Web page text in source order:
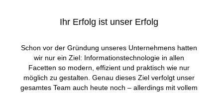
Ihr Erfolg ist unser Erfolg
Schon vor der Gründung unseres Unternehmens hatten
wir nur ein Ziel: Informationstechnologie in allen
Facetten so modern, effizient und praktisch wie nur
möglich zu gestalten. Genau dieses Ziel verfolgt unser
gesamtes Team auch heute noch – allerdings mit vollem